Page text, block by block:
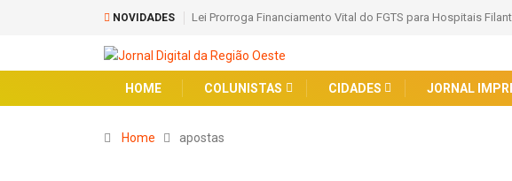
NOVIDADES Lei Prorroga Financiamento Vital do FGTS para Hospitais
HOME COLUNISTAS CIDADES JORNAL
Home apostas